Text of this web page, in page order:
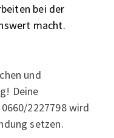
bei der
macht.
und
Deine
2227798 wird
setzen.